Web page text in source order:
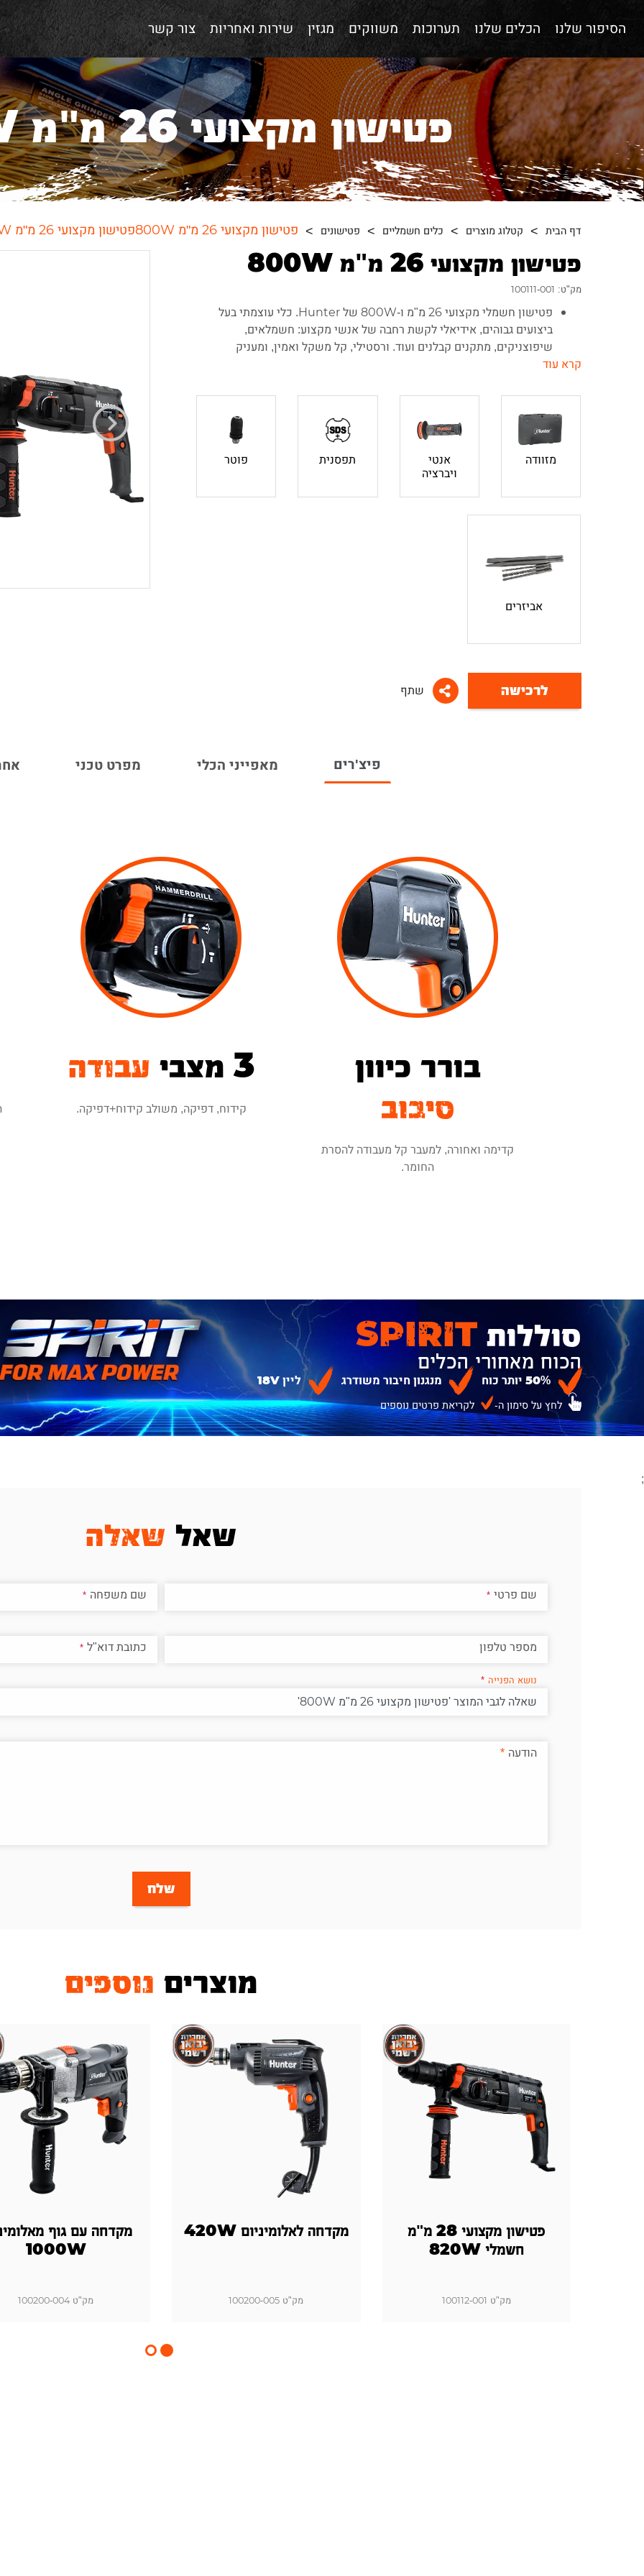
הסיפור שלנו הכלים שלנו תערוכות משווקים מגזין שירות ואחריות צור קשר
פטישון מקצועי 26 מ"מ 800W
דף הבית קטלוג מוצרים כלים חשמליים פטישונים פטישון מקצועי 26 מ"מ 800Wפטישון מקצועי 26 מ"מ 800W
פטישון מקצועי 26 מ"מ 800W
מק"ט: 100111-001
פטישון חשמלי מקצועי 26 מ"מ ו-800W של Hunter. כלי עוצמתי בעל
ביצועים גבוהים, אידיאלי לקשת רחבה של אנשי מקצוע: חשמלאים,
שיפוצניקים, מתקנים קבלנים ועוד. ורסטילי, קל משקל ואמין, ומעניק
בורר כיוון הקדיחה (קדימה\אחורה) המשמש גם כמשבת בטיחות במצבו
האמצעי לשמירה על בטיחות המשתמש.
מתג הפעלה בעל בקרת דיוק אלקטרונית - ניתן לשלוט במהירות העבודה של
הכלי באמצעות ויסות לחץ נכון בזמן הלחיצה על מתג ההפעלה.
כניסת תפסנית +SDS מאפשרת החלפה מהירה וקלה של ביטים ואביזרים.
במקדחים ואביזרים לעבודה יותר יעילה.
מעטפת גומי מחוספסת ואיכותית ומקנה אחיזה נוחה ויעילה המונעת החלקות
ידית עזר אנטי-ויברציה בעלת ציפוי גומי המקנה אחיזה נוחה ויציבה המונעת
להתקין את הידית ב-360°.
⚬ מצב קידוח בלבד לקידוח בברזל ועץ
⚬ מצב דפיקה בלבד לסיתותים קלים בלבד
⚬ מצב קידוח+דפיקה לעבודות קידוח בבטן
הכלי מגיע עם תעודת אחריות ל-12 חודשים.
ניתן להרחיב את האחריות ל-24 חודשים ע"י
הזנת פרטי אחריות באתר
מזוודה אנטי
ויברציה
תפסנית פוטר
אביזרים
לרכישה שתף
פיצ'רים מאפייני הכלי מפרט טכני
בורר כיוון
סיבוב
קדימה ואחורה, למעבר קל מעבודה להסרת
החומר.
3 מצבי עבודה
קידוח, דפיקה, משולב קידוח+דפיקה.
סוללות SPIRIT
הכוח מאחורי הכלים
50% יותר כוח מנגנון חיבור משודרג ליין 18V
לחץ על סימון ה- לקריאת פרטים נוספים
;
שאל שאלה
שם פרטי שם משפחה
מספר טלפון כתובת דוא"ל
נושא הפנייה
הודעה
שלח
מוצרים נוספים
פטישון מקצועי 28 מ"מ
חשמלי 820W
מק"ט 100112-001
מקדחה לאלומיניום 420W
מק"ט 100200-005
מקדחה עם גוף
1000W
מק"ט 100200-004